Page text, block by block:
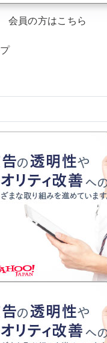
会員の方はこちら